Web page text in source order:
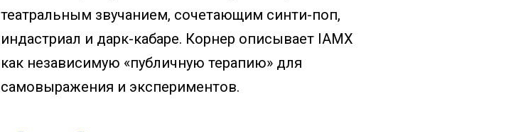
театральным звучанием, сочетающим синти-поп,
индастриал и дарк-кабаре. Корнер описывает IAMX
как независимую «публичную терапию» для
самовыражения и экспериментов.